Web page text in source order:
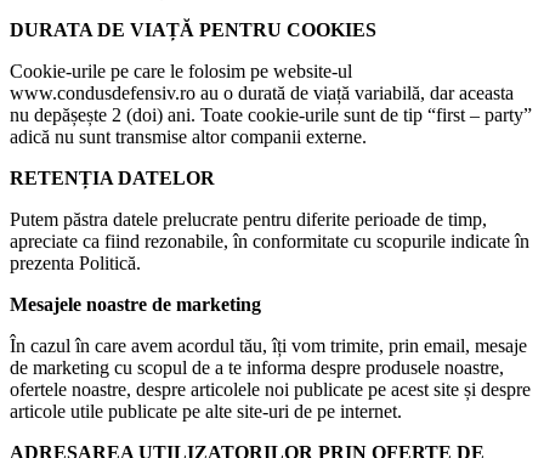
DURATA DE VIAȚĂ PENTRU COOKIES
Cookie-urile pe care le folosim pe website-ul
www.condusdefensiv.ro au o durată de viață variabilă, dar aceasta
nu depășește 2 (doi) ani. Toate cookie-urile sunt de tip “first – party”
adică nu sunt transmise altor companii externe.
RETENȚIA DATELOR
Putem păstra datele prelucrate pentru diferite perioade de timp,
apreciate ca fiind rezonabile, în conformitate cu scopurile indicate în
prezenta Politică.
Mesajele noastre de marketing
În cazul în care avem acordul tău, îți vom trimite, prin email, mesaje
de marketing cu scopul de a te informa despre produsele noastre,
ofertele noastre, despre articolele noi publicate pe acest site și despre
articole utile publicate pe alte site-uri de pe internet.
ADRESAREA UTILIZATORILOR PRIN OFERTE DE